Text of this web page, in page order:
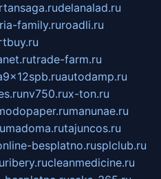
delanalad.ru
family.ruroadli.ru
trade-farm.ru
autodamp.ru
nv750.rux-ton.ru
manunae.ru
madoma.rutajuncos.ru
besplatno.rusplclub.ru
ribery.rucleanmedicine.ru